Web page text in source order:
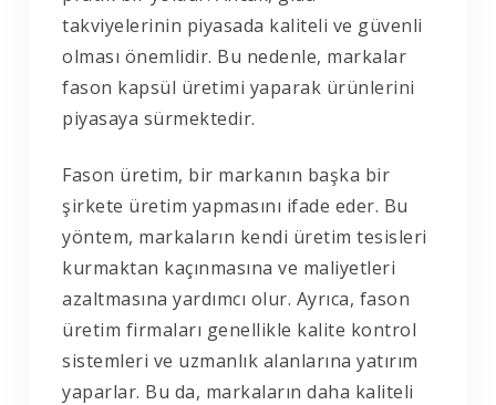
takviyelerinin piyasada kaliteli ve güvenli
olması önemlidir. Bu nedenle, markalar
fason kapsül üretimi yaparak ürünlerini
piyasaya sürmektedir.
Fason üretim, bir markanın başka bir
şirkete üretim yapmasını ifade eder. Bu
yöntem, markaların kendi üretim tesisleri
kurmaktan kaçınmasına ve maliyetleri
azaltmasına yardımcı olur. Ayrıca, fason
üretim firmaları genellikle kalite kontrol
sistemleri ve uzmanlık alanlarına yatırım
yaparlar. Bu da, markaların daha kaliteli